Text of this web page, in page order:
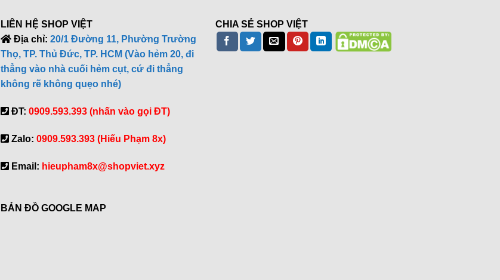
LIÊN HỆ SHOP VIỆT
Địa chỉ: 20/1 Đường 11, Phường Trường
Thọ, TP. Thủ Đức, TP. HCM (Vào hẻm 20, đi
thẳng vào nhà cuối hẻm cụt, cứ đi thẳng
không rẽ không quẹo nhé)
ĐT: 0909.593.393 (nhấn vào gọi ĐT)
Zalo: 0909.593.393 (Hiếu Phạm 8x)
Email: hieupham8x@shopviet.xyz
BẢN ĐỒ GOOGLE MAP
CHIA SẺ SHOP VIỆT